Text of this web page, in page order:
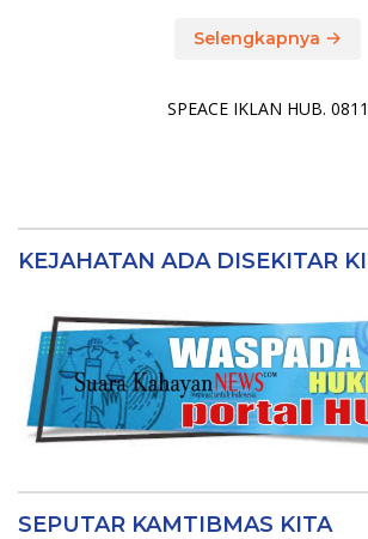
Selengkapnya
SPEACE IKLAN
KEJAHATAN ADA DISEKITAR
SEPUTAR KAMTIBMAS KITA